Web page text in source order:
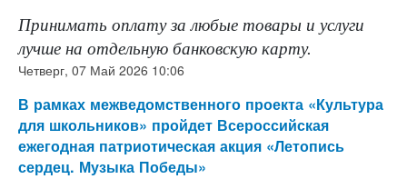
Принимать оплату за любые товары и услуги
лучше на отдельную банковскую карту.
Четверг, 07 Май 2026 10:06
В рамках межведомственного проекта «Культура
для школьников» пройдет Всероссийская
ежегодная патриотическая акция «Летопись
сердец. Музыка Победы»